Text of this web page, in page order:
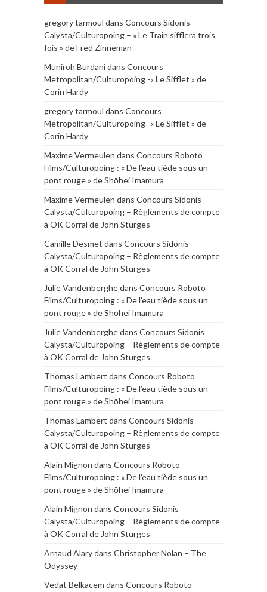
gregory tarmoul dans Concours Sidonis
Calysta/Culturopoing – « Le Train sifflera trois
fois » de Fred Zinneman
Muniroh Burdanidans Concours
Metropolitan/Culturopoing -« Le Sifflet » de
Corin Hardy
gregory tarmoul dans Concours
Metropolitan/Culturopoing -« Le Sifflet » de
Corin Hardy
Maxime Vermeulen dans Concours Roboto
Films/Culturopoing : « De l’eau tiède sous un
pont rouge » de Shōhei Imamura
Maxime Vermeulen dans Concours Sidonis
Calysta/Culturopoing – Règlements de compte
à OK Corral de John Sturges
Camille Desmet dans Concours Sidonis
Calysta/Culturopoing – Règlements de compte
à OK Corral de John Sturges
Julie Vandenberghedans Concours Roboto
Films/Culturopoing : « De l’eau tiède sous un
pont rouge » de Shōhei Imamura
Julie Vandenberghedans Concours Sidonis
Calysta/Culturopoing – Règlements de compte
à OK Corral de John Sturges
Thomas Lambert dans Concours Roboto
Films/Culturopoing : « De l’eau tiède sous un
pont rouge » de Shōhei Imamura
Thomas Lambert dans Concours Sidonis
Calysta/Culturopoing – Règlements de compte
à OK Corral de John Sturges
Alain Mignon dans Concours Roboto
Films/Culturopoing : « De l’eau tiède sous un
pont rouge » de Shōhei Imamura
Alain Mignon dans Concours Sidonis
Calysta/Culturopoing – Règlements de compte
à OK Corral de John Sturges
Arnaud Alarydans Christopher Nolan – The
Odyssey
Vedat Belkacem dans Concours Roboto